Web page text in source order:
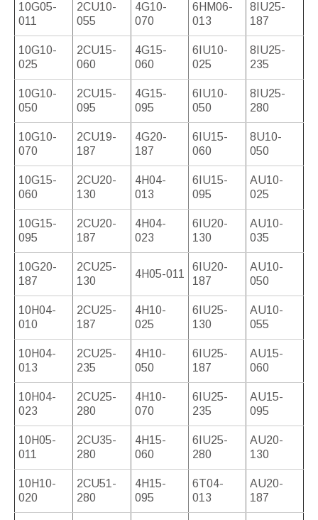
10G05-
011
2CU10-
055
4G10-
070
6HM06-
013
8IU25-
187
10G10-
025
2CU15-
060
4G15-
060
6IU10-
025
8IU25-
235
10G10-
050
2CU15-
095
4G15-
095
6IU10-
050
8IU25-
280
10G10-
070
2CU19-
187
4G20-
187
6IU15-
060
8U10-
050
10G15-
060
2CU20-
130
4H04-
013
6IU15-
095
AU10-
025
10G15-
095
2CU20-
187
4H04-
023
6IU20-
130
AU10-
035
10G20-
187
2CU25-
130
4H05-011
6IU20-
187
AU10-
050
10H04-
010
2CU25-
187
4H10-
025
6IU25-
130
AU10-
055
10H04-
013
2CU25-
235
4H10-
050
6IU25-
187
AU15-
060
10H04-
023
2CU25-
280
4H10-
070
6IU25-
235
AU15-
095
10H05-
011
2CU35-
280
4H15-
060
6IU25-
280
AU20-
130
10H10-
020
2CU51-
280
4H15-
095
6T04-
013
AU20-
187